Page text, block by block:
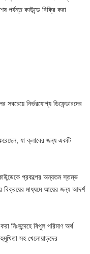
পর্যন্ত কাউন্ডে বিক্রি করা
সবচেয়ে নির্ভরযোগ্য ডিফেন্ডারদের
যা ক্লাবের জন্য একটি
প্রকল্পের অন্যতম স্তম্ভ
বিক্রয়ের মাধ্যমে আয়ের জন্য আদর্শ
বিপুল পরিমাণ অর্থ
সহ খেলোয়াড়দের